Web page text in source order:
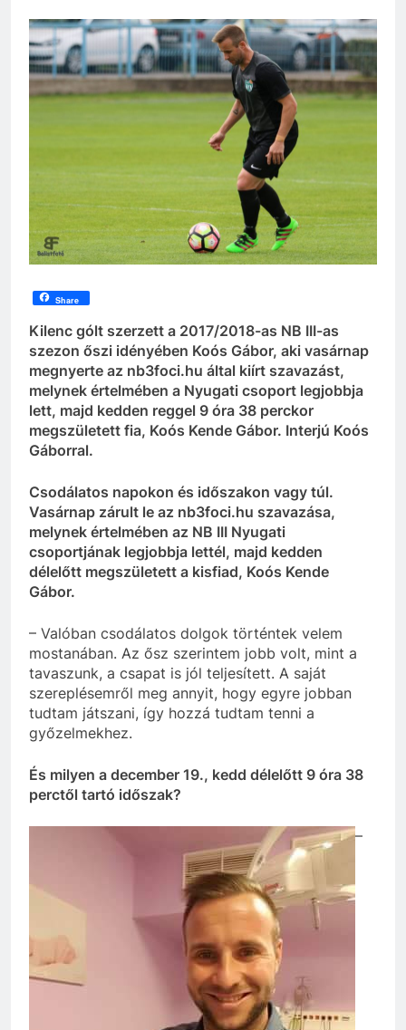
Share
Kilenc gólt szerzett a 2017/2018-as NB III-as
szezon őszi idényében Koós Gábor, aki vasárnap
megnyerte az nb3foci.hu által kiírt szavazást,
melynek értelmében a Nyugati csoport legjobbja
lett, majd kedden reggel 9 óra 38 perckor
megszületett fia, Koós Kende Gábor. Interjú Koós
Gáborral.
Csodálatos napokon és időszakon vagy túl.
Vasárnap zárult le az nb3foci.hu szavazása,
melynek értelmében az NB III Nyugati
csoportjának legjobbja lettél, majd kedden
délelőtt megszületett a kisfiad, Koós Kende
Gábor.
– Valóban csodálatos dolgok történtek velem
mostanában. Az ősz szerintem jobb volt, mint a
tavaszunk, a csapat is jól teljesített. A saját
szereplésemről meg annyit, hogy egyre jobban
tudtam játszani, így hozzá tudtam tenni a
győzelmekhez.
És milyen a december 19., kedd délelőtt 9 óra 38
perctől tartó időszak?
–